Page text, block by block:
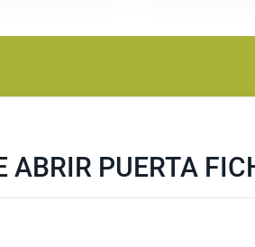
ABRIR PUERTA